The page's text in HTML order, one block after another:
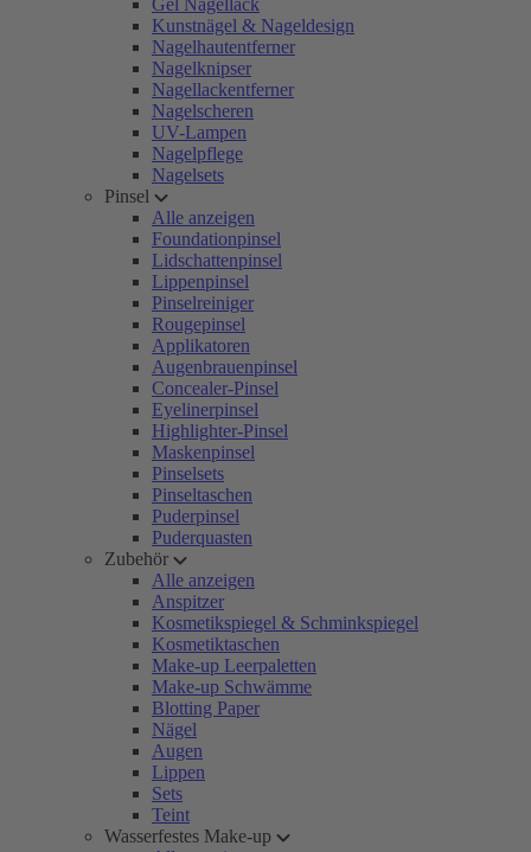
Gel Nagellack
Kunstnägel & Nageldesign
Nagelhautentferner
Nagelknipser
Nagellackentferner
Nagelscheren
UV-Lampen
Nagelpflege
Nagelsets
Pinsel
Alle anzeigen
Foundationpinsel
Lidschattenpinsel
Lippenpinsel
Pinselreiniger
Rougepinsel
Applikatoren
Augenbrauenpinsel
Concealer-Pinsel
Eyelinerpinsel
Highlighter-Pinsel
Maskenpinsel
Pinselsets
Pinseltaschen
Puderpinsel
Puderquasten
Zubehör
Alle anzeigen
Anspitzer
Kosmetikspiegel & Schminkspiegel
Kosmetiktaschen
Make-up Leerpaletten
Make-up Schwämme
Blotting Paper
Nägel
Augen
Lippen
Sets
Teint
Wasserfestes Make-up